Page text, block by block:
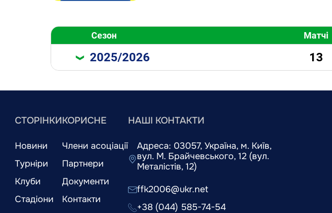
Сезон Матчі
2025/2026 13
СТОРІНКИ
Новини
Турніри
Клуби
Стадіони
КОРИСНЕ
Члени асоціації
Партнери
Документи
Контакти
НАШІ КОНТАКТИ
Адреса: 03057, Україна, м. Київ,
вул. М. Брайчевського, 12 (вул.
Металістів, 12)
ffk2006@ukr.net
+38 (044) 585-74-54